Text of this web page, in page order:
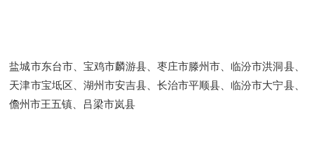
盐城市东台市、宝鸡市麟游县、枣庄市滕州市、临汾市洪洞县、
天津市宝坻区、湖州市安吉县、长治市平顺县、临汾市大宁县、
儋州市王五镇、吕梁市岚县